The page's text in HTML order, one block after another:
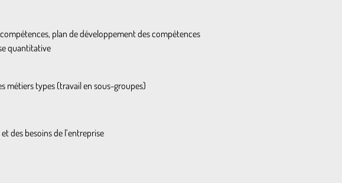
plan de développement des compétences
quantitative
métiers types (travail en sous-groupes)
des besoins de l’entreprise